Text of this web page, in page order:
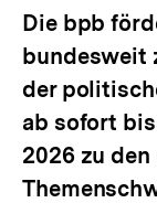
Die bpb
bundesweit
der
ab sofort
2026 zu